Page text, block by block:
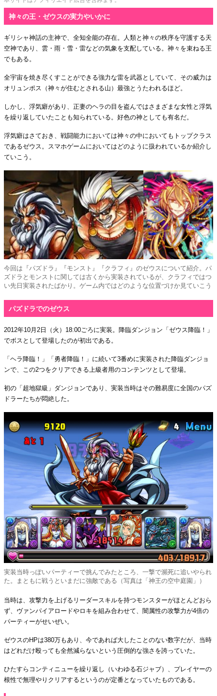
神々の王・ゼウスの実力やいかに
ギリシャ神話の主神で、全知全能の存在。人類と神々の秩序を守護する天
空神であり、雲・雨・雪・雷などの気象を支配している。神々を束ねる王
でもある。
全宇宙を焼き尽くすことができる強力な雷を武器としていて、その威力は
オリュンポス（神々が住むとされる山）最強とうたわれるほど。
しかし、浮気癖があり、正妻のヘラの目を盗んではさまざまな女性と浮気
を繰り返していたことも知られている。好色の神としても有名だ。
浮気癖はさておき、戦闘能力においては神々の中においてもトップクラス
であるゼウス。スマホゲームにおいてはどのように扱われているか紹介し
ていこう。
今回は『パズドラ』『モンスト』『クラフィ』のゼウスについて紹介。パ
ズドラとモンストに関しては古くから実装されているが、クラフィではつ
い先日実装されたばかり。ゲーム内ではどのような位置づけか見ていこう
パズドラでのゼウス
2012年10月2日（火）18:00ごろに実装。降臨ダンジョン「ゼウス降臨！」
でボスとして登場したのが初出である。
「ヘラ降臨！」「勇者降臨！」に続いて3番めに実装された降臨ダンジョ
ンで、この2つをクリアできる上級者用のコンテンツとして登場。
初の「超地獄級」ダンジョンであり、実装当時はその難易度に全国のパズ
ドラーたちが悶絶した。
実装当時っぽいパーティーで挑んでみたところ、一撃で瀕死に追いやられ
た。まともに戦うといまだに強敵である（写真は「神王の空中庭園」）
当時は、攻撃力を上げるリーダースキルを持つモンスターがほとんどおら
ず、ヴァンパイアロードやロキを組み合わせて、闇属性の攻撃力が4倍の
パーティーがせいぜい。
ゼウスのHPは380万もあり、今であれば大したことのない数字だが、当時
はどれだけ殴っても全然減らないという圧倒的な強さを誇っていた。
ひたすらコンティニューを繰り返し（いわゆる石ジャブ）、プレイヤーの
根性で無理やりクリアするというのが定番となっていたものである。